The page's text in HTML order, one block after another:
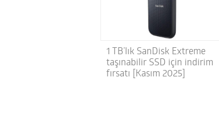
1 TB’lık SanDisk Extreme
taşınabilir SSD için indirim
fırsatı [Kasım 2025]